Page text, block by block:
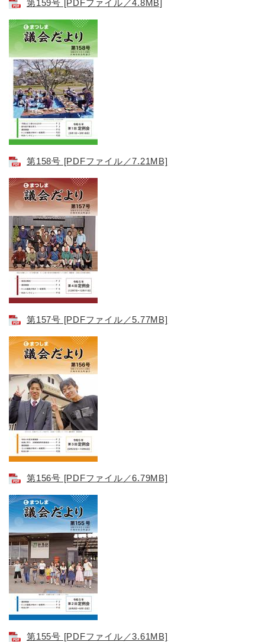
第159号 [PDFファイル／4.8MB]
第158号 [PDFファイル／7.21MB]
第157号 [PDFファイル／5.77MB]
第156号 [PDFファイル／6.79MB]
第155号 [PDFファイル／3.61MB]